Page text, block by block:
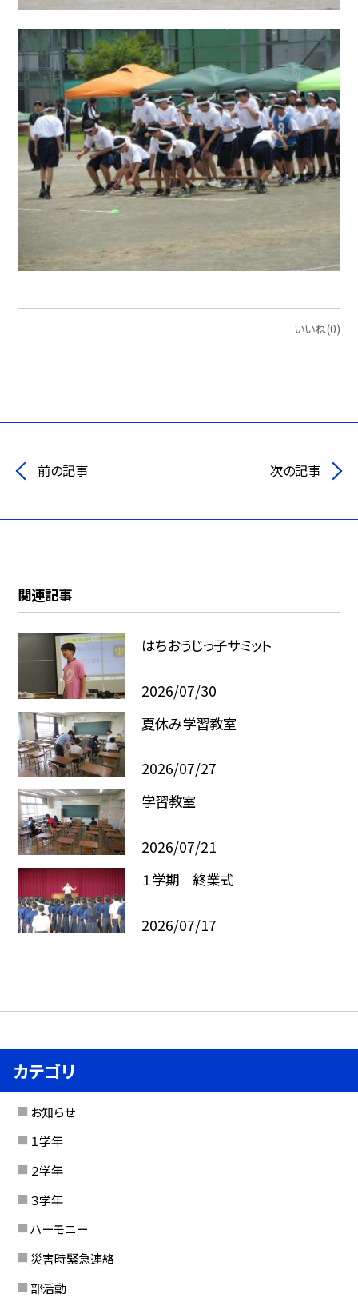
いいね(0)
前の記事 次の記事
関連記事
はちおうじっ子サミット
2026/07/30
夏休み学習教室
2026/07/27
学習教室
2026/07/21
１学期 終業式
2026/07/17
カテゴリ
お知らせ
１学年
２学年
３学年
ハーモニー
災害時緊急連絡
部活動